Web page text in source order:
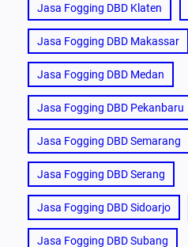
Jasa Fogging DBD Klaten
Jasa Fogging DBD Makassar
Jasa Fogging DBD Medan
Jasa Fogging DBD Pekanbaru
Jasa Fogging DBD Semarang
Jasa Fogging DBD Serang
Jasa Fogging DBD Sidoarjo
Jasa Fogging DBD Subang